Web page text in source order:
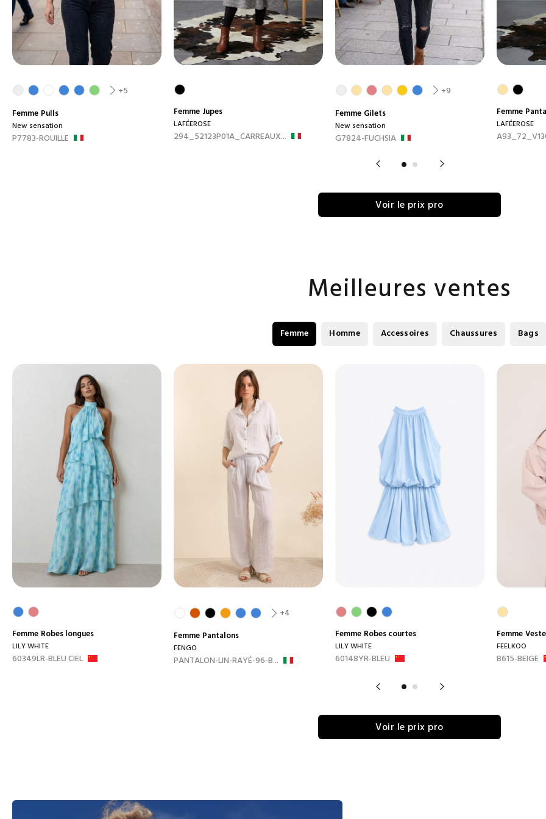
+5
Femme Pulls
New sensation
P7783-ROUILLE
Femme Jupes
LAFÉEROSE
294_52123P01A_CARREAUX...
+9
Femme Gilets
New sensation
G7824-FUCHSIA
Femme
LAFÉEROSE
Voir le prix pro
Meilleures ventes
Femme Homme Accessoires Chaussures Bags
Femme Robes longues
LILY WHITE
60349LR-BLEU CIEL
+4
Femme Pantalons
FENGO
PANTALON-LIN-RAYÉ-96-B...
Femme Robes courtes
LILY WHITE
60148YR-BLEU
Femme
FEELKOO
B615-BEIGE
Voir le prix pro